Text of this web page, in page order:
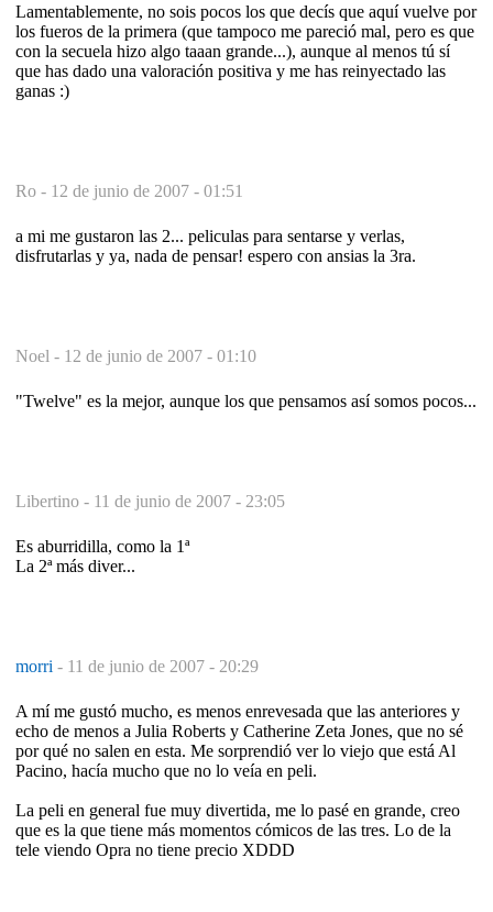
Lamentablemente, no sois pocos los que decís que aquí vuelve por
los fueros de la primera (que tampoco me pareció mal, pero es que
con la secuela hizo algo taaan grande...), aunque al menos tú sí
que has dado una valoración positiva y me has reinyectado las
ganas :)
Ro - 12 de junio de 2007 - 01:51
a mi me gustaron las 2... peliculas para sentarse y verlas,
disfrutarlas y ya, nada de pensar! espero con ansias la 3ra.
Noel - 12 de junio de 2007 - 01:10
"Twelve" es la mejor, aunque los que pensamos así somos pocos...
Libertino - 11 de junio de 2007 - 23:05
Es aburridilla, como la 1ª
La 2ª más diver...
morri - 11 de junio de 2007 - 20:29
A mí me gustó mucho, es menos enrevesada que las anteriores y
echo de menos a Julia Roberts y Catherine Zeta Jones, que no sé
por qué no salen en esta. Me sorprendió ver lo viejo que está Al
Pacino, hacía mucho que no lo veía en peli.
La peli en general fue muy divertida, me lo pasé en grande, creo
que es la que tiene más momentos cómicos de las tres. Lo de la
tele viendo Opra no tiene precio XDDD